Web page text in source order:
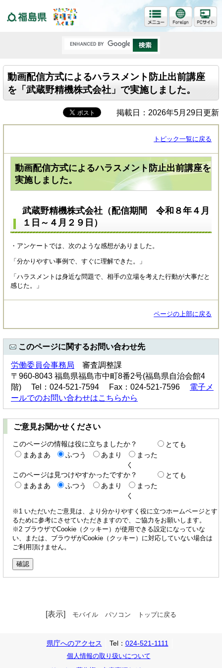
動画配信方式によるハラスメント防止出前講座
を「武蔵野精機株式会社」で実施しました。
掲載日：2026年5月29日更新
トピック一覧に戻る
動画配信方式によるハラスメント防止出前講座を
実施しました。
武蔵野精機株式会社（配信期間 令和８年４月
１日～４月２９日）
・アンケートでは、次のような感想がありました。
「分かりやすい事例で、すぐに理解できた。」
「ハラスメントは身近な問題で、相手の立場を考えた行動が大事だと
感じた。」
ページの上部に戻る
このページに関するお問い合わせ先
労働委員会事務局 審査調整課
〒960-8043 福島県福島市中町8番2号(福島県自治会館4
階) Tel：024-521-7594 Fax：024-521-7596 電子メ
ールでのお問い合わせはこちらから
ご意見お聞かせください
このページの情報は役に立ちましたか？
とても
まあまあ
ふつう あまり
まった
く
このページは見つけやすかったですか？
とても
まあまあ
ふつう あまり
まった
く
※1 いただいたご意見は、より分かりやすく役に立つホームページとす
るために参考にさせていただきますので、ご協力をお願いします。
※2 ブラウザでCookie（クッキー）が使用できる設定になっていな
い、または、ブラウザがCookie（クッキー）に対応していない場合は
ご利用頂けません。
[表示] モバイル パソコン トップに戻る
県庁へのアクセス Tel： 024-521-1111
個人情報の取り扱いについて